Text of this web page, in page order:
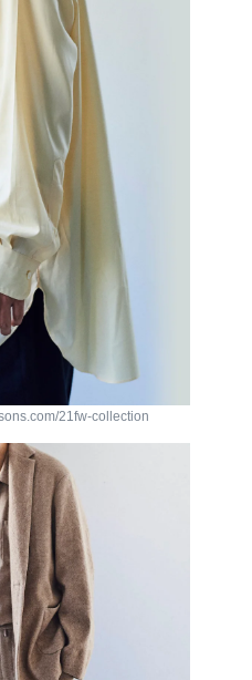
21fw-collection